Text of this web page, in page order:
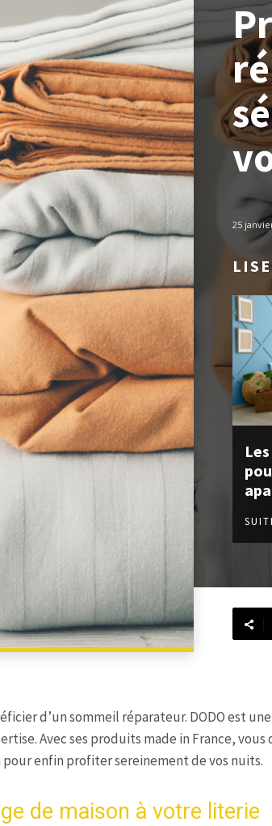
25
d’un sommeil réparateur. DODO est
Avec ses produits made in France, vous
enfin profiter sereinement de vos nuits.
de maison à votre literie